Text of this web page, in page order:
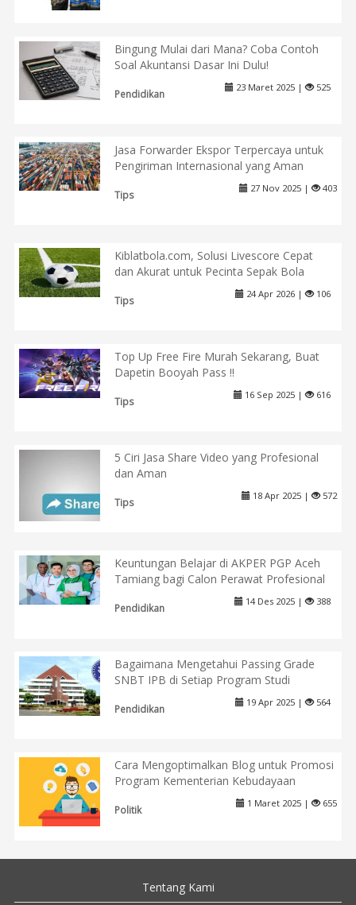
Bingung Mulai dari Mana? Coba Contoh
Soal Akuntansi Dasar Ini Dulu!
Pendidikan
23 Maret 2025 | 525
Jasa Forwarder Ekspor Terpercaya untuk
Pengiriman Internasional yang Aman
Tips
27 Nov 2025 | 403
Kiblatbola.com, Solusi Livescore Cepat
dan Akurat untuk Pecinta Sepak Bola
Tips
24 Apr 2026 | 106
Top Up Free Fire Murah Sekarang, Buat
Dapetin Booyah Pass !!
Tips
16 Sep 2025 | 616
5 Ciri Jasa Share Video yang Profesional
dan Aman
Tips
18 Apr 2025 | 572
Keuntungan Belajar di AKPER PGP Aceh
Tamiang bagi Calon Perawat Profesional
Pendidikan
14 Des 2025 | 388
Bagaimana Mengetahui Passing Grade
SNBT IPB di Setiap Program Studi
Pendidikan
19 Apr 2025 | 564
Cara Mengoptimalkan Blog untuk Promosi
Program Kementerian Kebudayaan
Politik
1 Maret 2025 | 655
Tentang Kami